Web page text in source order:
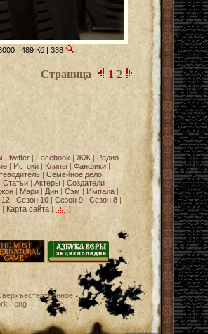
| 489 Кб | 338
Страница 1 2
| twitter| Facebook | ЖЖ| Радио|
| Истоки | Клипы | Фанфики |
| Семейное дело |
Статьи| Актеры| Создатели|
| Мэри | Дин | Сэм | Импала |
12 | Сезон 10 | Сезон 9 | Сезон 8 |
| Карта сайта| ]
| eng